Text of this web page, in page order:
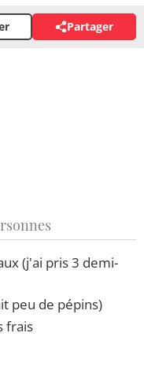
Partager
(j'ai pris 3 demi-
peu de pépins)
frais